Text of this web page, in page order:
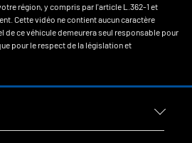
région, y compris par l'article L.362-1 et
Cette vidéo ne contient aucun caractère
de ce véhicule demeurera seul responsable pour
pour le respect de la législation et